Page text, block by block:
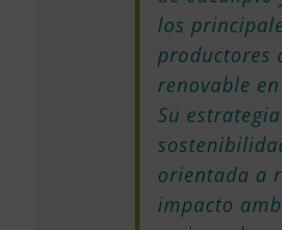
los
productores
renovable en
Su
orientada a
impacto